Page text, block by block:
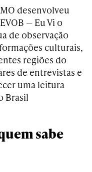
desenvolveu
— Eu Vi o
de observação
culturais,
regiões do
de entrevistas e
uma leitura
Brasil
sabe